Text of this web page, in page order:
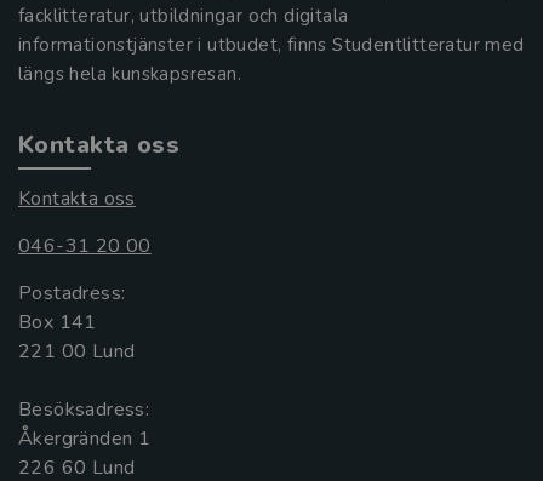
facklitteratur, utbildningar och digitala
informationstjänster i utbudet, finns Studentlitteratur med
längs hela kunskapsresan.
Kontakta oss
Kontakta oss
046-31 20 00
Postadress:
Box 141
221 00 Lund
Besöksadress:
Åkergränden 1